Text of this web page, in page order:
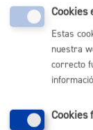
del Medio
Destinatarios
Las establecidas
ámbito de este
Derechos
Cookies
Estas
nuestra
correcto
Cookies